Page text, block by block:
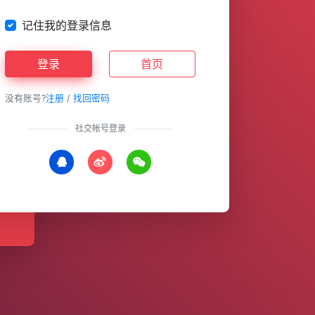
记住我的登录信息
登录 首页
没有账号?注册 /找回密码
社交帐号登录